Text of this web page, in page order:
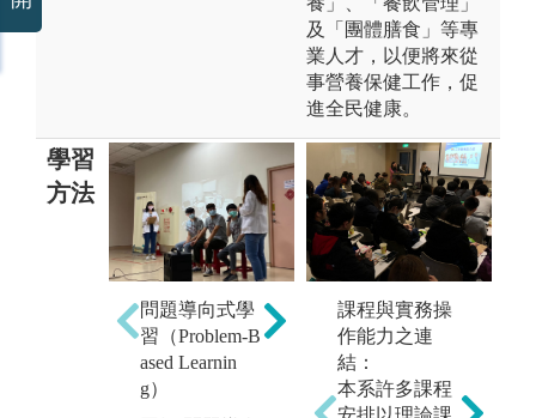
及「團體膳食」等專
業人才，以便將來從
事營養保健工作，促
進全民健康。
學習
方法
問題導向式學
習（Problem-B
ased Learnin
g）
翻轉學習
圖解:翻轉學習
版權:亞洲大學
視光學系
課程與實務操
作能力之連
結：
本系許多課程